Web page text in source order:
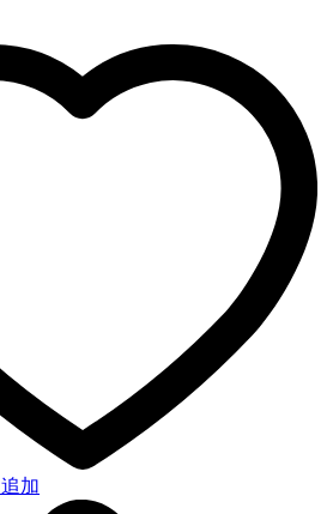
加